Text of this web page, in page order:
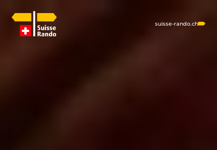
suisse-rando.ch